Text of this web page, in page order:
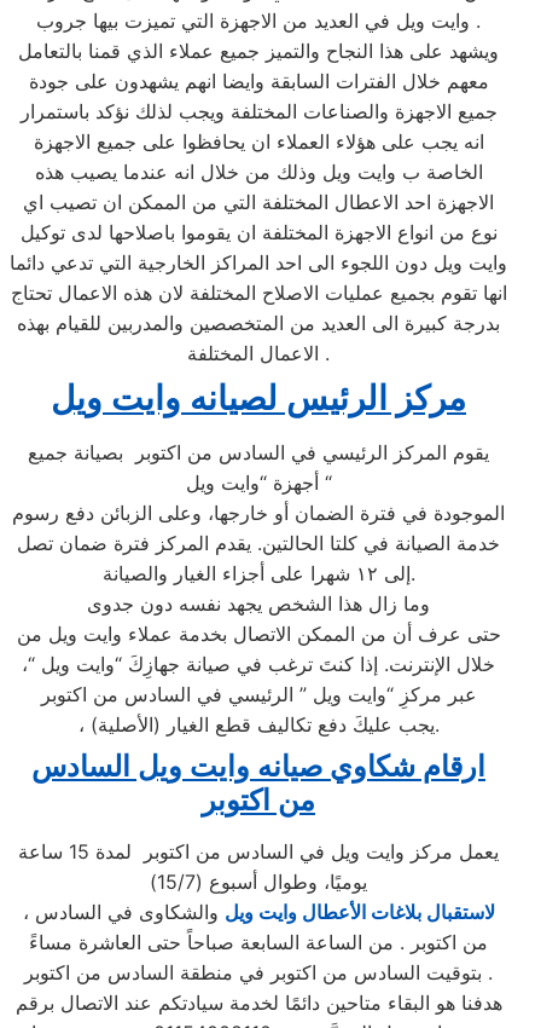
وايت ويل في العديد من الاجهزة التي تميزت بيها جروب .
ويشهد على هذا النجاح والتميز جميع عملاء الذي قمنا بالتعامل
معهم خلال الفترات السابقة وايضا انهم يشهدون على جودة
جميع الاجهزة والصناعات المختلفة ويجب لذلك نؤكد باستمرار
انه يجب على هؤلاء العملاء ان يحافظوا على جميع الاجهزة
الخاصة ب وايت ويل وذلك من خلال انه عندما يصيب هذه
الاجهزة احد الاعطال المختلفة التي من الممكن ان تصيب اي
نوع من انواع الاجهزة المختلفة ان يقوموا باصلاحها لدى توكيل
وايت ويل دون اللجوء الى احد المراكز الخارجية التي تدعي دائما
انها تقوم بجميع عمليات الاصلاح المختلفة لان هذه الاعمال تحتاج
بدرجة كبيرة الى العديد من المتخصصين والمدربين للقيام بهذه
الاعمال المختلفة .
مركز الرئيس لصيانه وايت ويل
يقوم المركز الرئيسي في السادس من اكتوبر بصيانة جميع
أجهزة “وايت ويل “
الموجودة في فترة الضمان أو خارجها، وعلى الزبائن دفع رسوم
خدمة الصيانة في كلتا الحالتين. يقدم المركز فترة ضمان تصل
إلى ١٢ شهرا على أجزاء الغيار والصيانة.
وما زال هذا الشخص يجهد نفسه دون جدوى
حتى عرف أن من الممكن الاتصال بخدمة عملاء وايت ويل من
خلال الإنترنت. إذا كنتَ ترغب في صيانة جهازِكَ “وايت ويل “،
عبر مركزِ “وايت ويل ” الرئيسي في السادس من اكتوبر
، يجب عليكَ دفع تكاليف قطع الغيار (الأصلية).
ارقام شكاوي صيانه وايت ويل السادس
من اكتوبر
يعمل مركز وايت ويل في السادس من اكتوبر لمدة 15 ساعة
يوميًا، وطوال أسبوع (15/7)
،
لاستقبال بلاغات الأعطال وايت ويل والشكاوى في السادس
من اكتوبر . من الساعة السابعة صباحاً حتى العاشرة مساءً
بتوقيت السادس من اكتوبر في منطقة السادس من اكتوبر .
هدفنا هو البقاء متاحين دائمًا لخدمة سيادتكم عند الاتصال برقم